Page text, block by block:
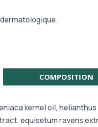
COMPOSITION
kernel oil,
equisetum ravens